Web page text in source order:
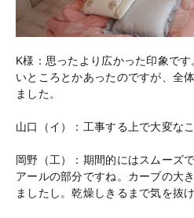
K様：思ったより広かった印象で
いところとかあったのですが、全
ました。
山口（イ）：工事する上で大変な
岡野（工）：期間的にはスムーズ
アールの部分ですね。カーブの大
ましたし。乾燥しきるまで気を抜